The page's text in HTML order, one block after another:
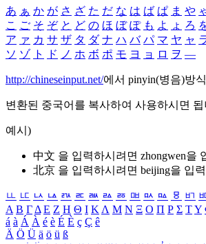
あ ぁ か が さ ざ た だ な は ば ぱ ま や
こ ご そ ぞ と ど の ほ ぼ ぽ も よ ょ ろ
ア ァ カ サ ザ タ ダ ナ ハ バ パ マ ヤ ャ
ソ ゾ ト ド ノ ホ ボ ポ モ ヨ ョ ロ ヲ ―
http://chineseinput.net/에서 pinyin(병음)방
변환된 중국어를 복사하여 사용하시면 됩
예시)
中文 을 입력하시려면 zhongwen을
北京 을 입력하시려면 beijing을 입
ㅥ ㅦ ㅧ ㅨ ㅩ ㅪ ㅫ ㅬ ㅭ ㅮ ㅯ ㅰ ㅱ ㅲ
Α Β ΓΔ Ε Ζ Η Θ Ι ΚΛ Μ Ν Ξ Ο Π Ρ Σ ΤΥ
á à Á À é è É È ç Ç ê
Ä Ö Ü ä ö ü ß